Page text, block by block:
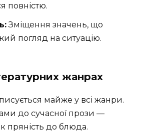
повністю.
Зміщення значень, що
погляд на ситуацію.
жанрах
майже у всі жанри.
до сучасної прози —
пряність до блюда.